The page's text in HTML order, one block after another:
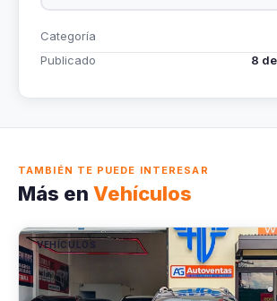
Categoría
Publicado
8
TAMBIÉN TE PUEDE INTERESAR
Más en Vehículos
VEHÍCULOS